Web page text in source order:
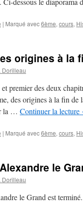
| Marqué avec6ème, cours,
origines à la
Dorilleau
premier des deux
des origines à la fin
la … Continuer la lecture
| Marqué avec6ème, cours,
le
Dorilleau
le Grand est